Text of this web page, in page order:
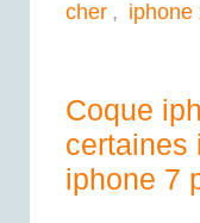
cher , iphone
Coque
certaines
iphone 7